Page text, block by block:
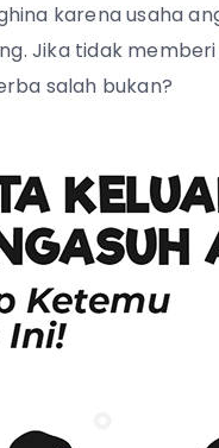
karena usaha
Jika tidak
salah bukan?